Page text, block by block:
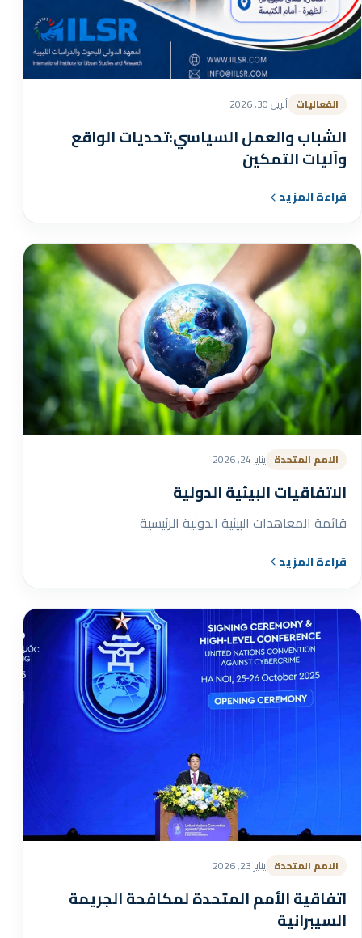
الفعاليات أبريل 30, 2026
الشباب والعمل السياسي:تحديات الواقع
وآليات التمكين
قراءة المزيد
الامم المتحدة يناير 24, 2026
الاتفاقيات البيئية الدولية
قائمة المعاهدات البيئية الدولية الرئيسية
قراءة المزيد
الامم المتحدة يناير 23, 2026
اتفاقية الأمم المتحدة لمكافحة الجريمة
السيبرانية